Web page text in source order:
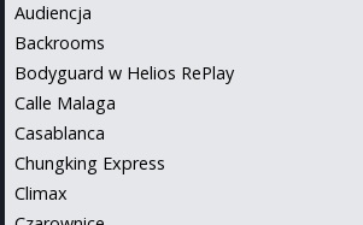
Audiencja
Backrooms
Bodyguard w Helios RePlay
Calle Malaga
Casablanca
Chungking Express
Climax